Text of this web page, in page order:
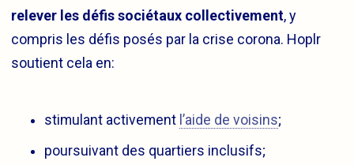
relever les défis sociétaux collectivement, y
compris les défis posés par la crise corona. Hoplr
soutient cela en:
stimulant activement l’aide de voisins;
poursuivant des quartiers inclusifs;